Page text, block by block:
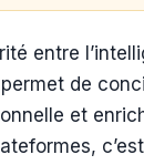
entre
permet de
et